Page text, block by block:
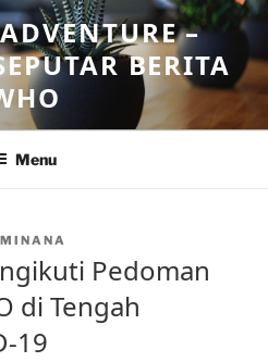
–
BERITA
Menu
Pedoman
di Tengah
19